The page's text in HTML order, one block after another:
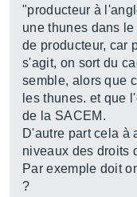
"producteur à
une thunes dans
de producteur, car
s'agit, on sort du
semble, alors que
les thunes. et que
de la SACEM.
D'autre part cela à
niveaux des droits
Par exemple doit
?